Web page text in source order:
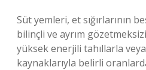
Süt yemleri, et sığırlarının
bilinçli ve ayrım
yüksek enerjili tahıllarla
kaynaklarıyla belirli